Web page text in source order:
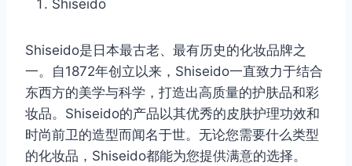
Shiseido
Shiseido是日本最古老、最有历史的化妆品牌之
一。自1872年创立以来，Shiseido一直致力于结合
东西方的美学与科学，打造出高质量的护肤品和彩
妆品。Shiseido的产品以其优秀的皮肤护理功效和
时尚前卫的造型而闻名于世。无论您需要什么类型
的化妆品，Shiseido都能为您提供满意的选择。